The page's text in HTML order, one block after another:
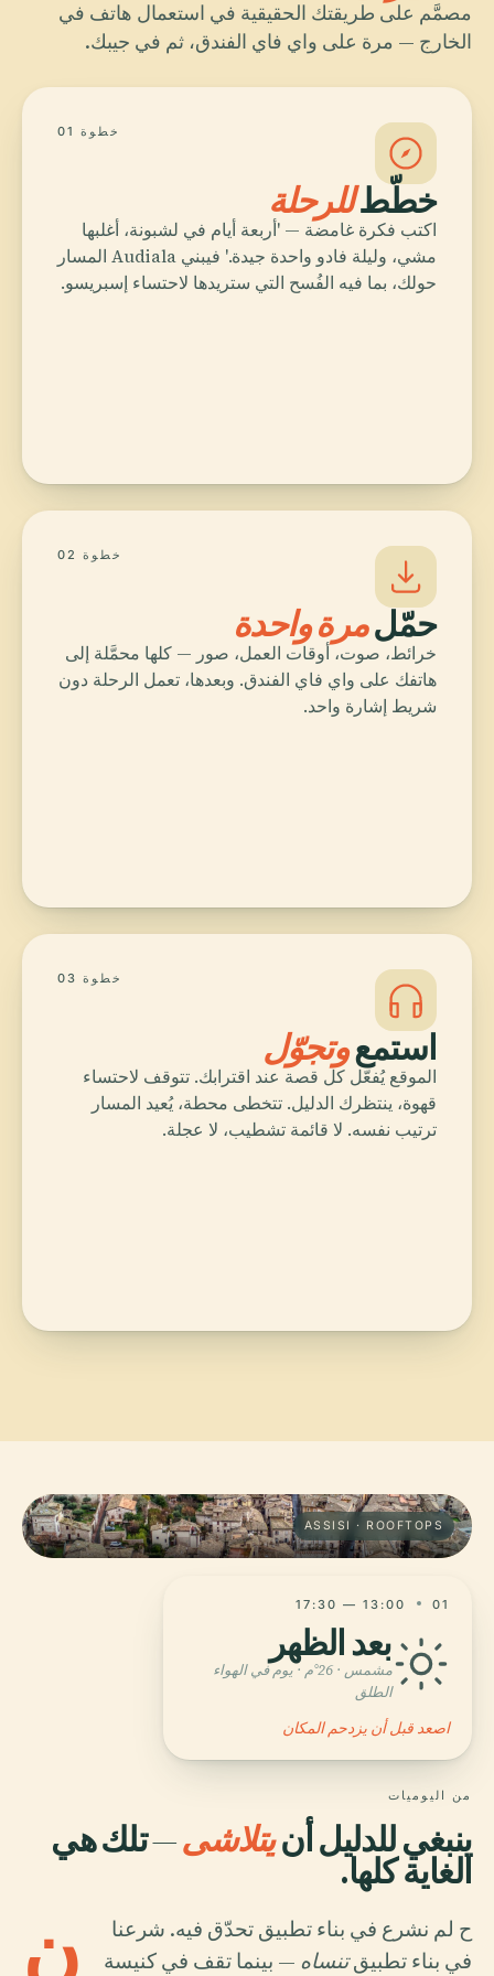
مصمَّم على طريقتك الحقيقية في استعمال هاتف في
الخارج — مرة على واي فاي الفندق، ثم في جيبك.
خطوة 01
خطّطللرحلة
اكتب فكرة غامضة — 'أربعة أيام في لشبونة، أغلبها
مشي، وليلة فادو واحدة جيدة.' فيبني Audiala المسار
حولك، بما فيه الفُسح التي ستريدها لاحتساء إسبريسو.
خطوة 02
حمّلمرة واحدة
خرائط، صوت، أوقات العمل، صور — كلها محمَّلة إلى
هاتفك على واي فاي الفندق. وبعدها، تعمل الرحلة دون
شريط إشارة واحد.
خطوة 03
استمعوتجوّل
الموقع يُفعّل كل قصة عند اقترابك. تتوقف لاحتساء
قهوة، ينتظرك الدليل. تتخطى محطة، يُعيد المسار
ترتيب نفسه. لا قائمة تشطيب، لا عجلة.
ASSISI · ROOFTOPS
01
13:00 — 17:30
بعد الظهر
مشمس · 26°م · يوم في الهواء
الطلق
اصعد قبل أن يزدحم المكان
من اليوميات
ينبغي للدليل أنيتلاشى— تلك هي
الغاية كلها.
ن
ح لم نشرع في بناء تطبيق تحدّق فيه. شرعنا
في بناء تطبيقتنساه — بينما تقف في كنيسة